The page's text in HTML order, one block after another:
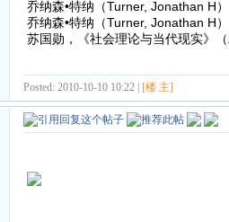
乔纳森•特纳（Turner, Jonathan H
乔纳森•特纳（Turner, Jonathan H
苏国勋，《社会理论与当代现实》
Posted: 2010-10-10 10:22 | [楼 主]